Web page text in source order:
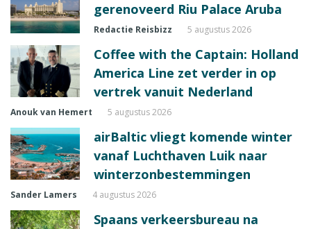
gerenoveerd Riu Palace Aruba
Redactie Reisbizz 5 augustus 2026
Coffee with the Captain: Holland
America Line zet verder in op
vertrek vanuit Nederland
Anouk van Hemert 5 augustus 2026
airBaltic vliegt komende winter
vanaf Luchthaven Luik naar
winterzonbestemmingen
Sander Lamers 4 augustus 2026
Spaans verkeersbureau na